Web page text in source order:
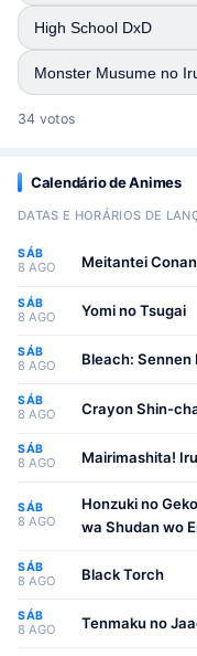
High School DxD
Monster Musume no
34 votos
Calendário de Animes
DATAS E HORÁRIOS DE
SÁB
8 AGO Meitantei Conan
SÁB
8 AGO Yomi no Tsugai
SÁB
8 AGO Bleach:
SÁB
8 AGO Crayon Shin-
SÁB
8 AGO Mairimashita!
SÁB
8 AGO
Honzuki no
wa Shudan wo
SÁB
8 AGO Black Torch
SÁB
8 AGO Tenmaku no